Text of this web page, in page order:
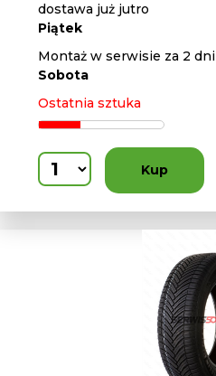
dostawa już jutro
Piątek
Montaż w serwisie za 2 dni
Sobota
Ostatnia sztuka
Kup